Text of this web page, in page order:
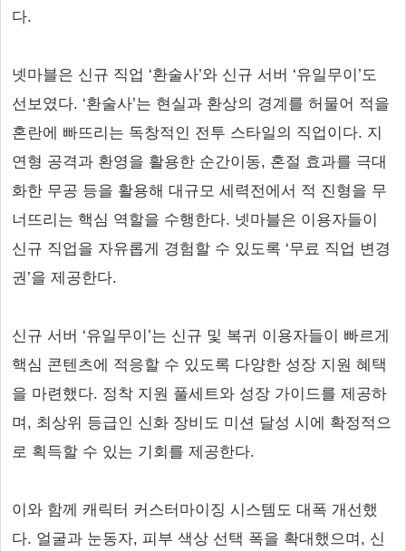
다.
넷마블은 신규 직업 ‘환술사’와 신규 서버 ‘유일무이’도
선보였다. ‘환술사’는 현실과 환상의 경계를 허물어 적을
혼란에 빠뜨리는 독창적인 전투 스타일의 직업이다. 지
연형 공격과 환영을 활용한 순간이동, 혼절 효과를 극대
화한 무공 등을 활용해 대규모 세력전에서 적 진형을 무
너뜨리는 핵심 역할을 수행한다. 넷마블은 이용자들이
신규 직업을 자유롭게 경험할 수 있도록 ‘무료 직업 변경
권’을 제공한다.
신규 서버 ‘유일무이’는 신규 및 복귀 이용자들이 빠르게
핵심 콘텐츠에 적응할 수 있도록 다양한 성장 지원 혜택
을 마련했다. 정착 지원 풀세트와 성장 가이드를 제공하
며, 최상위 등급인 신화 장비도 미션 달성 시에 확정적으
로 획득할 수 있는 기회를 제공한다.
이와 함께 캐릭터 커스터마이징 시스템도 대폭 개선했
다. 얼굴과 눈동자, 피부 색상 선택 폭을 확대했으며, 신